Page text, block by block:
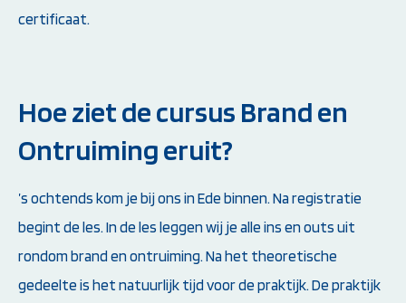
certificaat.
Hoe ziet de cursus Brand en
Ontruiming eruit?
’s ochtends kom je bij ons in Ede binnen. Na registratie
begint de les. In de les leggen wij je alle ins en outs uit
rondom brand en ontruiming. Na het theoretische
gedeelte is het natuurlijk tijd voor de praktijk. De praktijk